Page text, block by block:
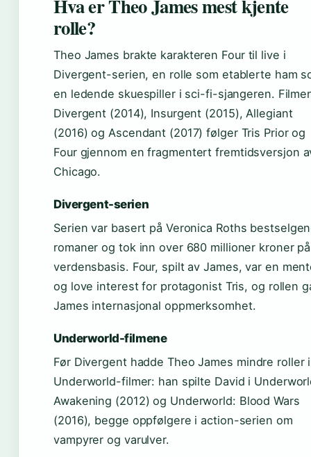
Hva er Theo James mest kjente
rolle?
Theo James brakte karakteren Four til live i
Divergent-serien, en rolle som etablerte ham
en ledende skuespiller i sci-fi-sjangeren.
Divergent (2014), Insurgent (2015), Allegiant
(2016) og Ascendant (2017) følger Tris Prior og
Four gjennom en fragmentert fremtidsversjon
Chicago.
Divergent-serien
Serien var basert på Veronica Roths
romaner og tok inn over 680 millioner kroner på
verdensbasis. Four, spilt av James, var en
og love interest for protagonist Tris, og rollen
James internasjonal oppmerksomhet.
Underworld-filmene
Før Divergent hadde Theo James mindre roller
Underworld-filmer: han spilte David i
Awakening (2012) og Underworld: Blood Wars
(2016), begge oppfølgere i action-serien om
vampyrer og varulver.